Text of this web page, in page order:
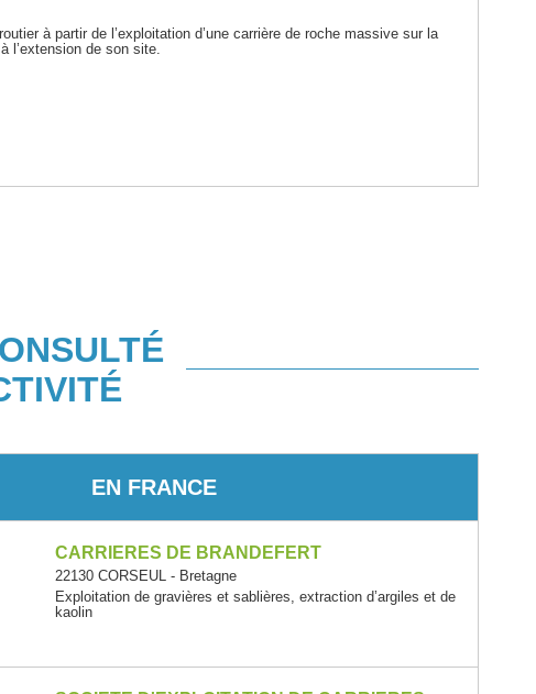
à partir de l’exploitation d’une carrière de roche massive sur la
l’extension de son site.
EN FRANCE
CARRIERES DE BRANDEFERT
22130 CORSEUL - Bretagne
Exploitation de gravières et sablières, extraction d’argiles et de
kaolin